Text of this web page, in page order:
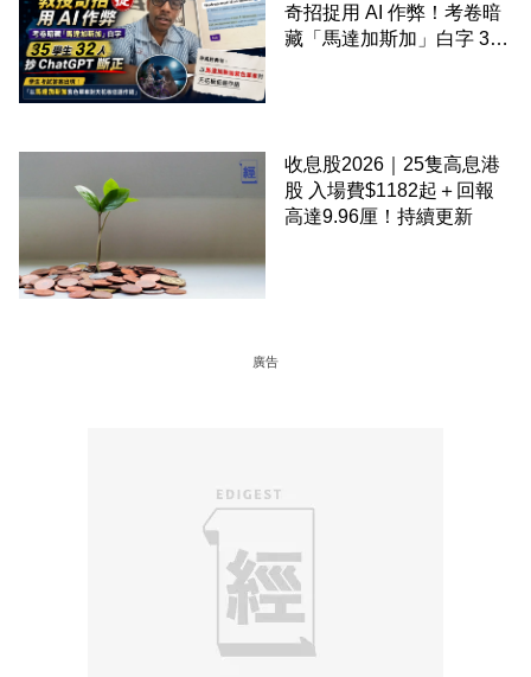
奇招捉用 AI 作弊！考卷暗
藏「馬達加斯加」白字 35
收息股2026｜25隻高息港
股 入場費$1182起＋回報
高達9.96厘！持續更新
廣告